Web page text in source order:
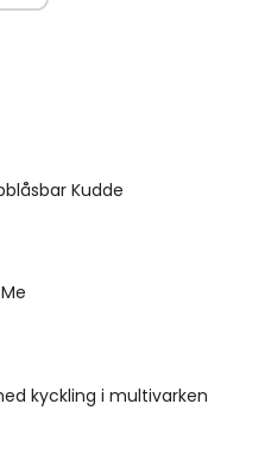
Kudde
kyckling i multivarken